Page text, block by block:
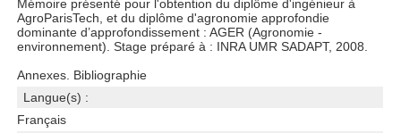
Mémoire présenté pour l'obtention du diplôme d'ingénieur à
AgroParisTech, et du diplôme d'agronomie approfondie
dominante d’approfondissement : AGER (Agronomie -
environnement). Stage préparé à : INRA UMR SADAPT, 2008.
Annexes. Bibliographie
Langue(s) :
Français